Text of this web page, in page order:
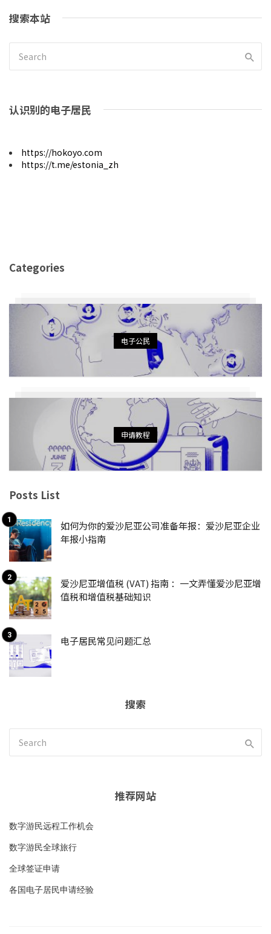
搜索本站
认识别的电子居民
https://hokoyo.com
https://t.me/estonia_zh
Categories
电子公民
申请教程
Posts List
如何为你的爱沙尼亚公司准备年报：爱沙尼亚企业
年报小指南
爱沙尼亚增值税 (VAT) 指南 ：一文弄懂爱沙尼亚增
值税和增值税基础知识
电子居民常见问题汇总
搜索
推荐网站
数字游民远程工作机会
数字游民全球旅行
全球签证申请
各国电子居民申请经验